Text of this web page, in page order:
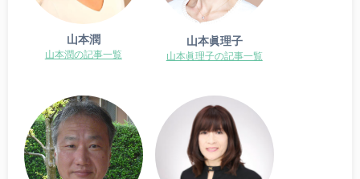
山本潤
山本潤の記事一覧
山本眞理子
山本眞理子の記事一覧